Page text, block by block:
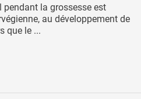
la grossesse est
au développement de
que le ...